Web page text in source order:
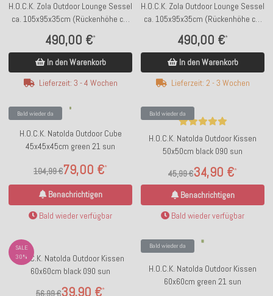
H.O.C.K. Zola Outdoor Lounge Sessel
ca. 105x95x35cm (Rückenhöhe ca.
490,00 €*
In den Warenkorb
Lieferzeit: 3 - 4 Wochen
H.O.C.K. Zola Outdoor Lounge Sessel
ca. 105x95x35cm (Rückenhöhe ca.
490,00 €*
In den Warenkorb
Lieferzeit: 2 - 3 Wochen
Bald wieder da
H.O.C.K. Natolda Outdoor Cube
45x45x45cm green 21 sun
79,00 €*
104,99 €
Benachrichtigen
Bald wieder verfügbar
Bald wieder da
H.O.C.K. Natolda Outdoor Kissen
50x50cm black 090 sun
34,90 €*
45,99 €
Benachrichtigen
Bald wieder verfügbar
SALE
30%
H.O.C.K. Natolda Outdoor Kissen
60x60cm black 090 sun
39,90 €*
56,99 €
Bald wieder da
H.O.C.K. Natolda Outdoor Kissen
60x60cm green 21 sun